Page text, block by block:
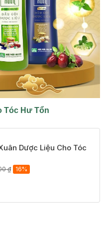
Tóc Hư Tổn
Dược Liệu Cho Tóc
₫ 16%